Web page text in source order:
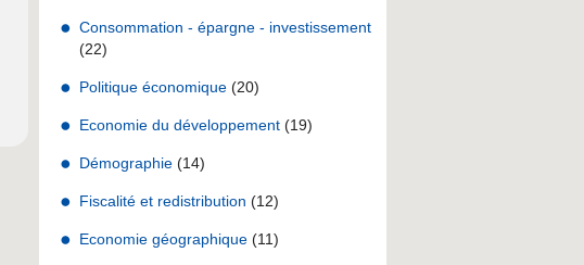
Consommation - épargne - investissement
(22)
Politique économique (20)
Economie du développement (19)
Démographie (14)
Fiscalité et redistribution (12)
Economie géographique (11)